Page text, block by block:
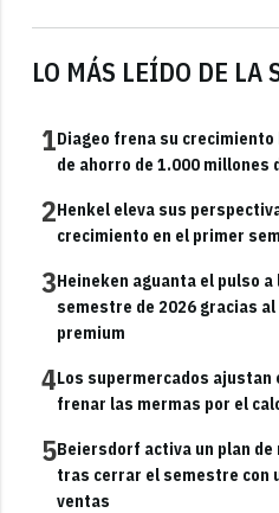
LO MÁS LEÍDO DE LA
1Diageo frena su crecimiento
de ahorro de 1.000 millones
2Henkel eleva sus
crecimiento en el primer
3Heineken aguanta el pulso
semestre de 2026 gracias
premium
4Los supermercados
frenar las mermas por el
5Beiersdorf activa un plan de
tras cerrar el semestre con
ventas